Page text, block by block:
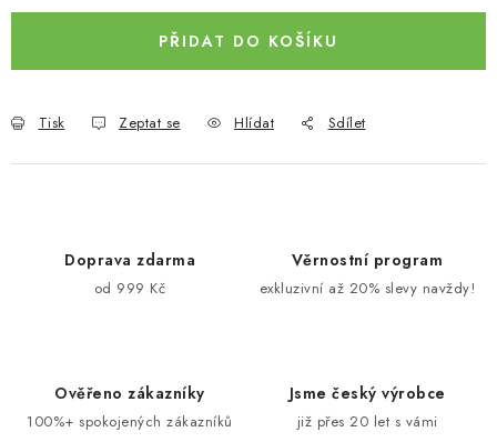
PŘIDAT DO KOŠÍKU
Tisk Zeptat se Hlídat Sdílet
Doprava zdarma
od 999 Kč
Věrnostní program
exkluzivní až 20% slevy navždy!
Ověřeno zákazníky
100%+ spokojených zákazníků
Jsme český výrobce
již přes 20 let s vámi